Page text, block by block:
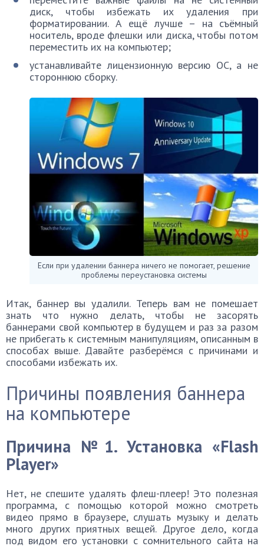
диск, чтобы избежать их удаления при
форматировании. А ещё лучше – на съёмный
носитель, вроде флешки или диска, чтобы потом
переместить их на компьютер;
устанавливайте лицензионную версию ОС, а не
стороннюю сборку.
Если при удалении баннера ничего не помогает, решение
проблемы переустановка системы
Итак, баннер вы удалили. Теперь вам не помешает
знать что нужно делать, чтобы не засорять
баннерами свой компьютер в будущем и раз за разом
не прибегать к системным манипуляциям, описанным в
способах выше. Давайте разберёмся с причинами и
способами избежать их.
Причины появления баннера
на компьютере
Причина №1. Установка «Flash
Player»
Нет, не спешите удалять флеш-плеер! Это полезная
программа, с помощью которой можно смотреть
видео прямо в браузере, слушать музыку и делать
много других приятных вещей. Другое дело, когда
под видом его установки с сомнительного сайта на